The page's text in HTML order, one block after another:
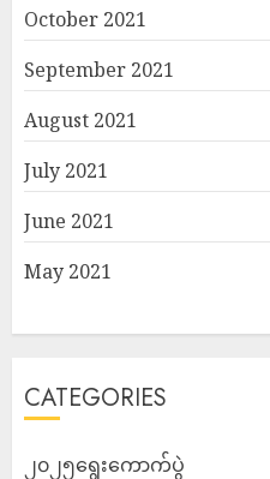
October 2021
September 2021
August 2021
July 2021
June 2021
May 2021
CATEGORIES
၂၀၂၅ရွေးကောက်ပွဲ